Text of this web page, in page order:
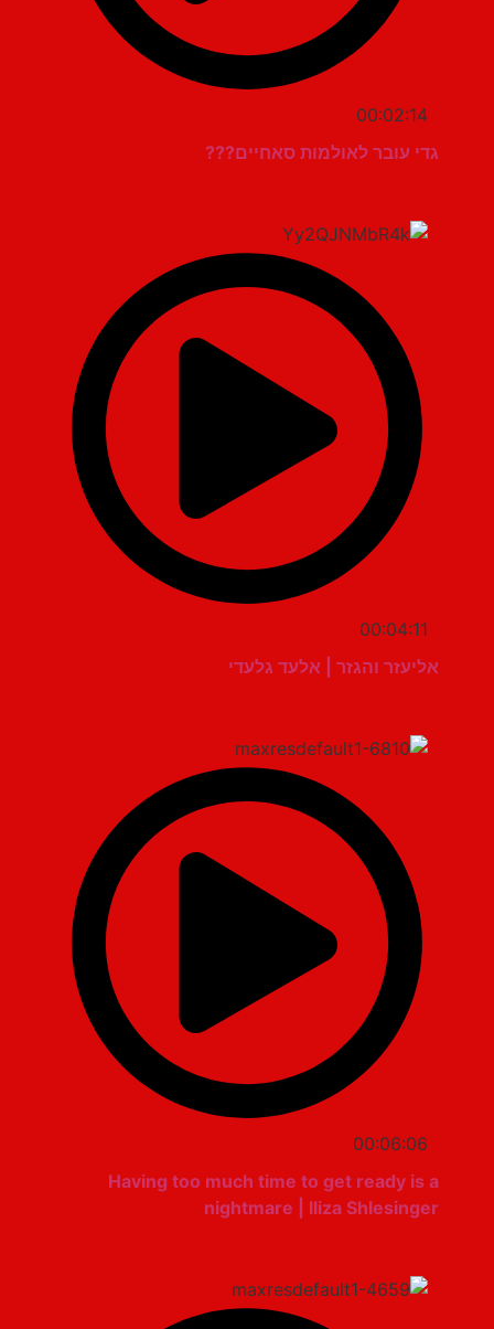
00:02:14
גדי עובר לאולמות סאחיים???
00:04:11
אליעזר והגזר | אלעד גלעדי
00:06:06
Having too much time to get ready is a
nightmare | Iliza Shlesinger